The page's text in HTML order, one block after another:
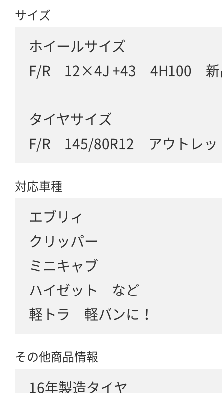
サイズ
ホイールサイズ
F/R 12×4J +43 4H100 新
タイヤサイズ
F/R 145/80R12 アウトレッ
対応車種
エブリィ
クリッパー
ミニキャブ
ハイゼット など
軽トラ 軽バンに！
その他商品情報
16年製造タイヤ